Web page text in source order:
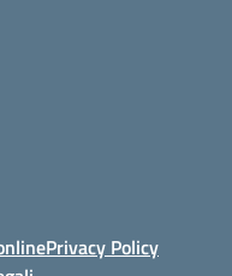
Privacy Policy